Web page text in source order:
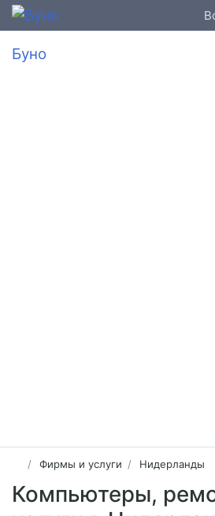
Буно
Фирмы и услуги Нидерланды
Компьютеры,